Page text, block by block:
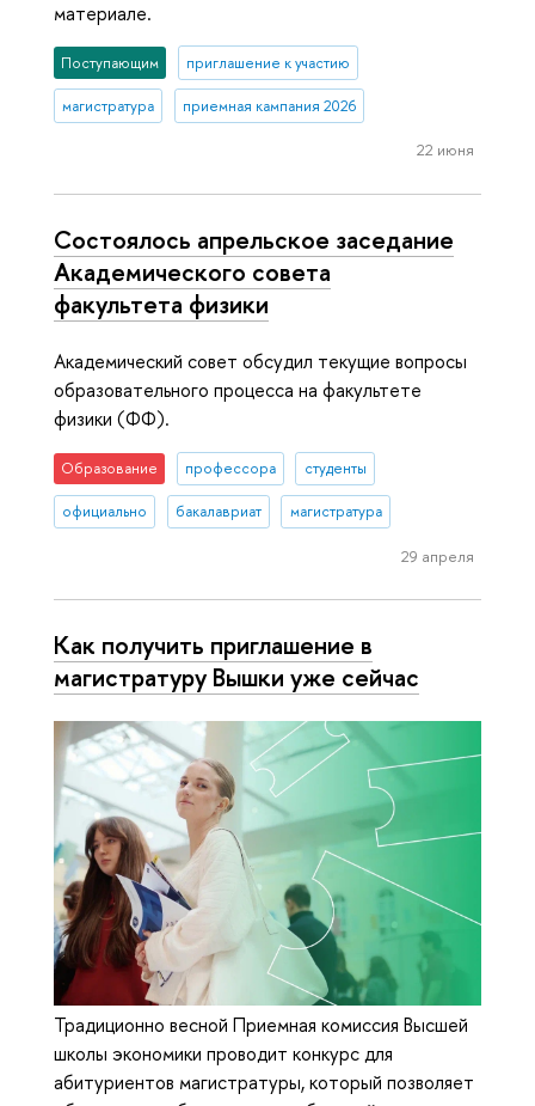
материале.
Поступающим приглашение к участию
магистратура приемная кампания 2026
22 июня
Состоялось апрельское заседание
Академического совета
факультета физики
Академический совет обсудил текущие вопросы
образовательного процесса на факультете
физики (ФФ).
Образование профессора студенты
официально бакалавриат магистратура
29 апреля
Как получить приглашение в
магистратуру Вышки уже сейчас
Традиционно весной Приемная комиссия Высшей
школы экономики проводит конкурс для
абитуриентов магистратуры, который позволяет